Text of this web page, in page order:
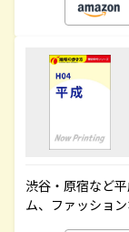
渋谷・原宿など
ム、ファッショ